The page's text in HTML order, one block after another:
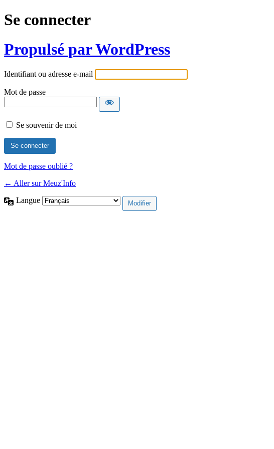
Se connecter
Propulsé par WordPress
Identifiant ou adresse e-mail
Mot de passe
Se souvenir de moi
Mot de passe oublié ?
← Aller sur Meuz'Info
Langue